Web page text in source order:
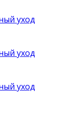
уход
уход
уход